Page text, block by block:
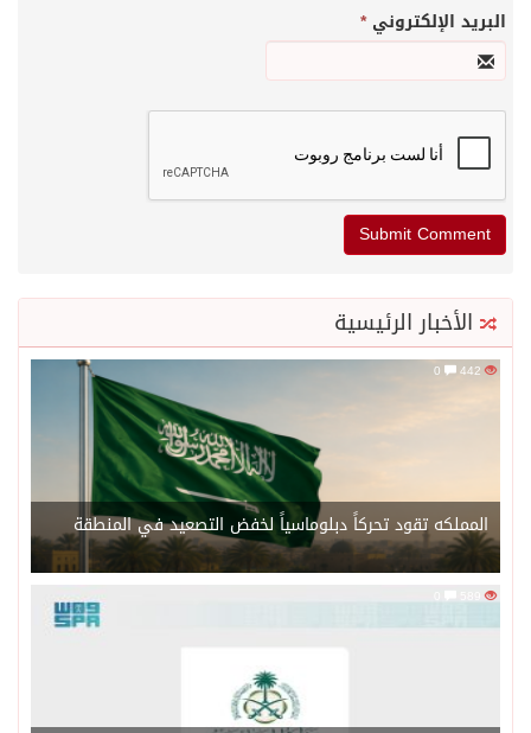
البريد الإلكتروني*
الأخبار الرئيسية
442
0
المملكه تقود تحركاً دبلوماسياً لخفض التصعيد في المنطقة
589
0